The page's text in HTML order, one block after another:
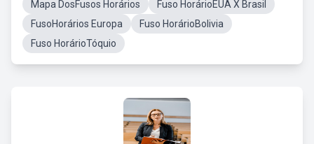
Mapa DosFusos Horários
Fuso HorárioEUA X Brasil
FusoHorários Europa
Fuso HorárioBolivia
Fuso HorárioTóquio